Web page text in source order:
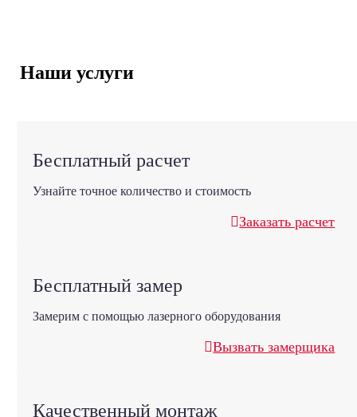
Наши услуги
Бесплатный расчет
Узнайте точное количество и стоимость
Заказать расчет
Бесплатный замер
Замерим с помощью лазерного оборудования
Вызвать замерщика
Качественный монтаж